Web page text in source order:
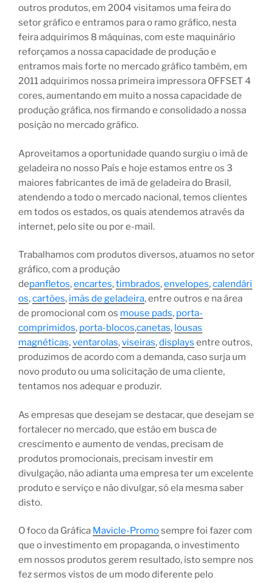
outros produtos, em 2004 visitamos uma feira do
setor gráfico e entramos para o ramo gráfico, nesta
feira adquirimos 8 máquinas, com este maquinário
reforçamos a nossa capacidade de produção e
entramos mais forte no mercado gráfico também, em
2011 adquirimos nossa primeira impressora OFFSET 4
cores, aumentando em muito a nossa capacidade de
produção gráfica, nos firmando e consolidado a nossa
posição no mercado gráfico.
Aproveitamos a oportunidade quando surgiu o imã de
geladeira no nosso País e hoje estamos entre os 3
maiores fabricantes de imã de geladeira do Brasil,
atendendo a todo o mercado nacional, temos clientes
em todos os estados, os quais atendemos através da
internet, pelo site ou por e-mail.
Trabalhamos com produtos diversos, atuamos no setor
gráfico, com a produção
depanfletos,encartes,timbrados,envelopes,calendári
os,cartões, imãs de geladeira, entre outros e na área
de promocional com os mouse pads, porta-
comprimidos, porta-blocos,canetas, lousas
magnéticas,ventarolas,viseiras,displays entre outros,
produzimos de acordo com a demanda, caso surja um
novo produto ou uma solicitação de uma cliente,
tentamos nos adequar e produzir.
As empresas que desejam se destacar, que desejam se
fortalecer no mercado, que estão em busca de
crescimento e aumento de vendas, precisam de
produtos promocionais, precisam investir em
divulgação, não adianta uma empresa ter um excelente
produto e serviço e não divulgar, só ela mesma saber
disto.
O foco da Gráfica Mavicle-Promosempre foi fazer com
que o investimento em propaganda, o investimento
em nossos produtos gerem resultado, isto sempre nos
fez sermos vistos de um modo diferente pelo